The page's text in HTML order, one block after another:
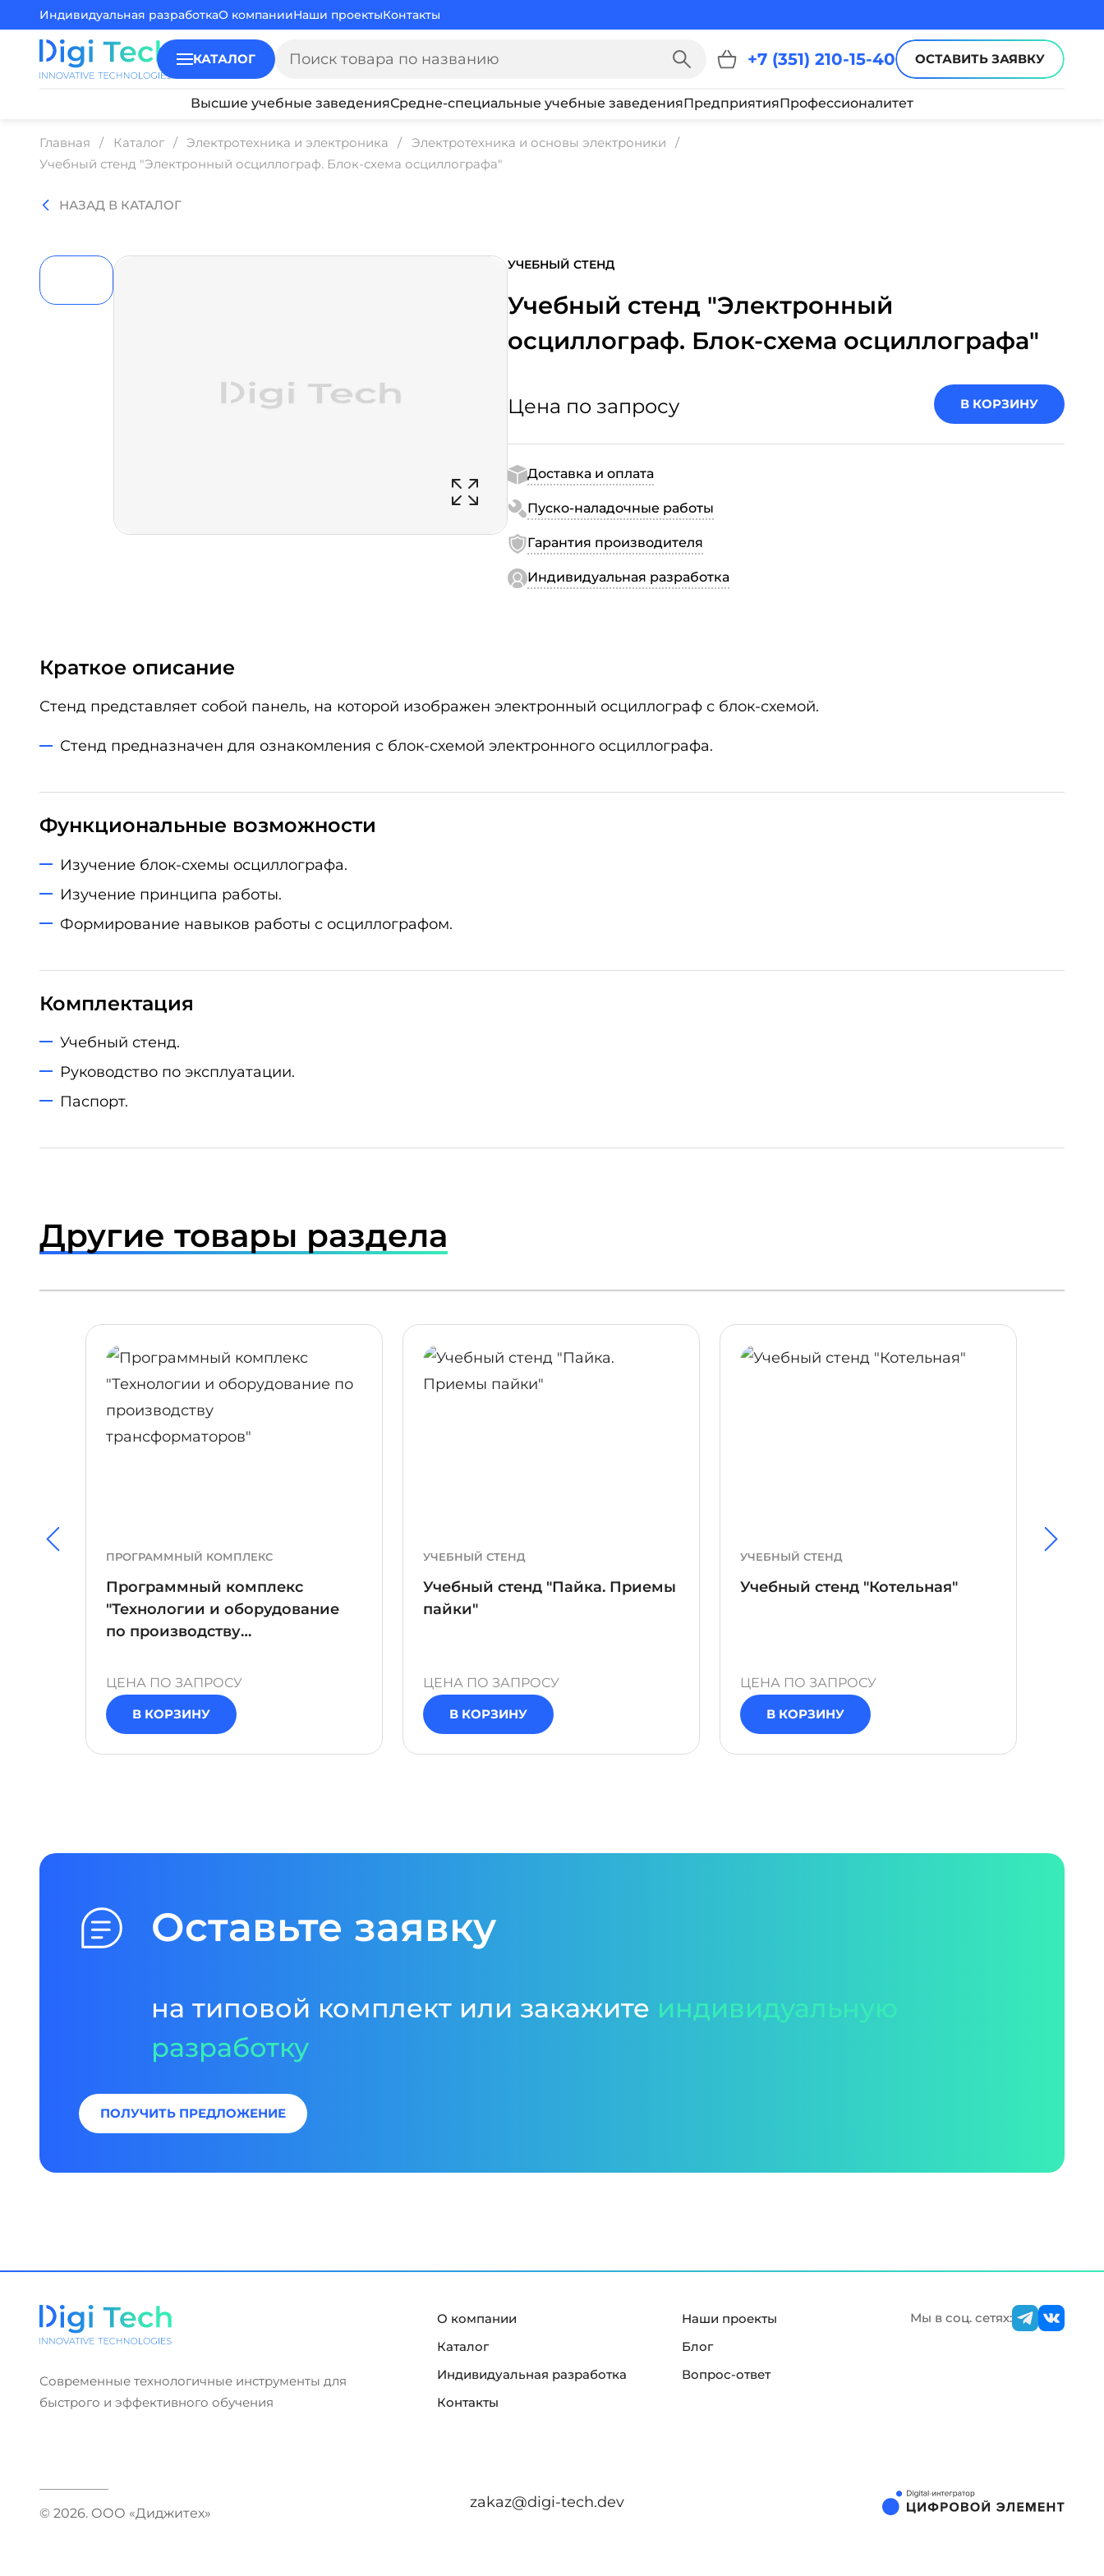
Индивидуальная разработкаО компанииНаши проектыКонтакты
КАТАЛОГ +7 (351) 210-15-40 ОСТАВИТЬ ЗАЯВКУ
Высшие учебные заведенияСредне-специальные учебные заведенияПредприятияПрофессионалитет
Главная Каталог Электротехника и электроника
Электротехника и основы электроники
Учебный стенд "Электронный осциллограф. Блок-схема осциллографа"
НАЗАД В КАТАЛОГ
УЧЕБНЫЙ СТЕНД
Учебный стенд "Электронный
осциллограф. Блок-схема осциллографа"
Цена по запросу В КОРЗИНУ
Доставка и оплата
Пуско-наладочные работы
Гарантия производителя
Индивидуальная разработка
Краткое описание
Стенд представляет собой панель, на которой изображен электронный осциллограф с блок-схемой.
Стенд предназначен для ознакомления с блок-схемой электронного осциллографа.
Функциональные возможности
Изучение блок-схемы осциллографа.
Изучение принципа работы.
Формирование навыков работы с осциллографом.
Комплектация
Учебный стенд.
Руководство по эксплуатации.
Паспорт.
Другие товары раздела
ПРОГРАММНЫЙ КОМПЛЕКС
Программный комплекс
"Технологии и оборудование
по производству
ЦЕНА ПО ЗАПРОСУ
В КОРЗИНУ
ПОДРОБНЕЕ
УЧЕБНЫЙ СТЕНД
Учебный стенд "Пайка. Приемы
пайки"
ЦЕНА ПО ЗАПРОСУ
В КОРЗИНУ
ПОДРОБНЕЕ
УЧЕБНЫЙ СТЕНД
Учебный стенд "Котельная"
ЦЕНА ПО ЗАПРОСУ
В КОРЗИНУ
ПОДРОБНЕЕ
Оставьте заявку
на типовой комплект или закажите индивидуальную
разработку
ПОЛУЧИТЬ ПРЕДЛОЖЕНИЕ
Современные технологичные инструменты для
быстрого и эффективного обучения
О компании
Наши проекты
Каталог
Блог
Индивидуальная разработка
Вопрос-ответ
Контакты
Мы в соц. сетях:
© 2026. ООО «Диджитех»
zakaz@digi-tech.dev